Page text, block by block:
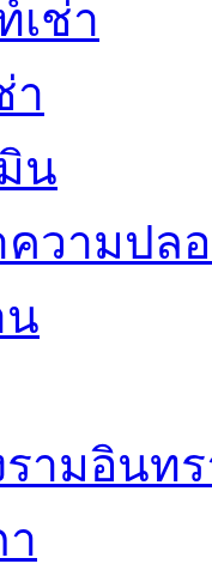
เช่า
า
น
วามปล
น
ามอินท